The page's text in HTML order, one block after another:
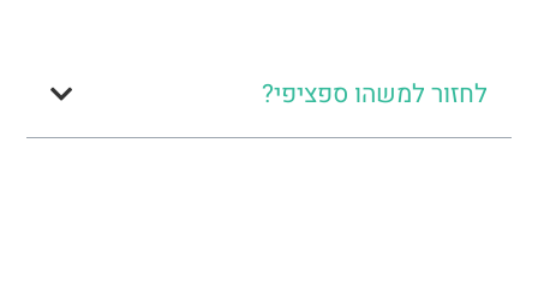
לחזור למשהו ספציפי?